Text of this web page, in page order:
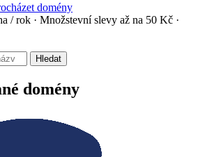
domény
/ rok · Množstevní slevy až na 50 Kč ·
Hledat
domény